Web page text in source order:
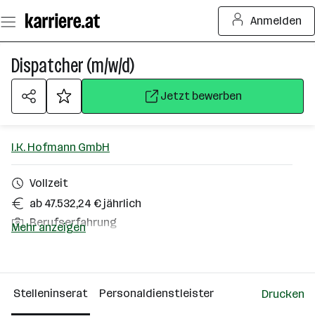
Seiteninhalt
springen
Anmelden
Dispatcher (m/w/d)
Jetzt bewerben
I.K. Hofmann GmbH
Vollzeit
ab 47.532,24 € jährlich
Berufserfahrung
Über das Unternehmen
St. Florian
Mehr anzeigen
Stelleninserat Personaldienstleister Drucken